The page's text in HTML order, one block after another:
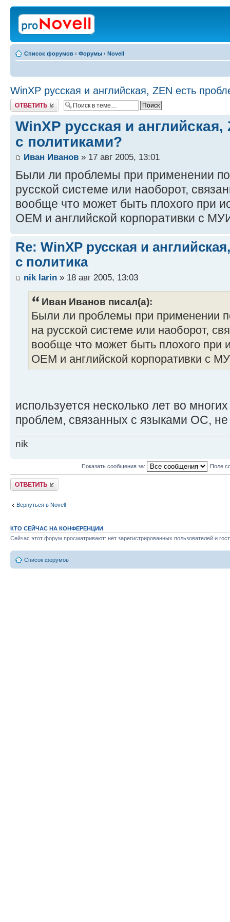
Список форумов ‹ Форумы ‹ Novell
WinXP русская и английская, ZEN есть
Ответить
WinXP русская и
с политиками?
Иван Иванов » 17 авг 2005, 13:01
Были ли проблемы при применении
русской системе или наоборот,
вообще что может быть плохого при
ОЕМ и английской корпоративки с
Re: WinXP русская и
с политика
nik larin » 18 авг 2005, 13:03
Иван Иванов писал(а):
Были ли проблемы при применении
на русской системе или наоборот,
вообще что может быть плохого при
ОЕМ и английской корпоративки с
используется несколько лет во
проблем, связанных с языками ОС,
nik
Показать сообщения за: Поле
Ответить
Вернуться в Novell
КТО СЕЙЧАС НА КОНФЕРЕНЦИИ
Сейчас этот форум просматривают: нет зарегистрированных пользователей и
Список форумов